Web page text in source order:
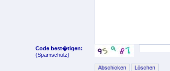
Code best�tigen:
(Spamschutz)